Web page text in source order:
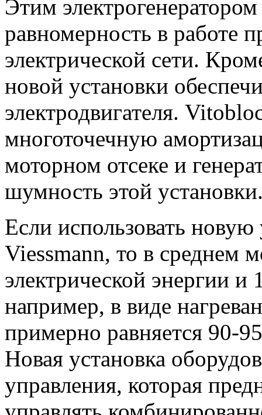
Этим
равномерность в работе
электрической сети.
новой установки
электродвигателя.
многоточечную
моторном отсеке и
шумность этой
Если использовать
Viessmann, то в среднем
электрической энергии
например, в виде
примерно равняется 90-
Новая установка
управления, которая